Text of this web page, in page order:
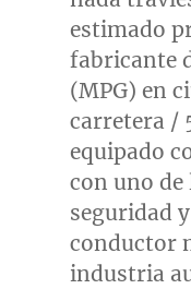
estimado
fabricante
(MPG) en
carretera /
equipado
con uno de
seguridad
conductor
industria